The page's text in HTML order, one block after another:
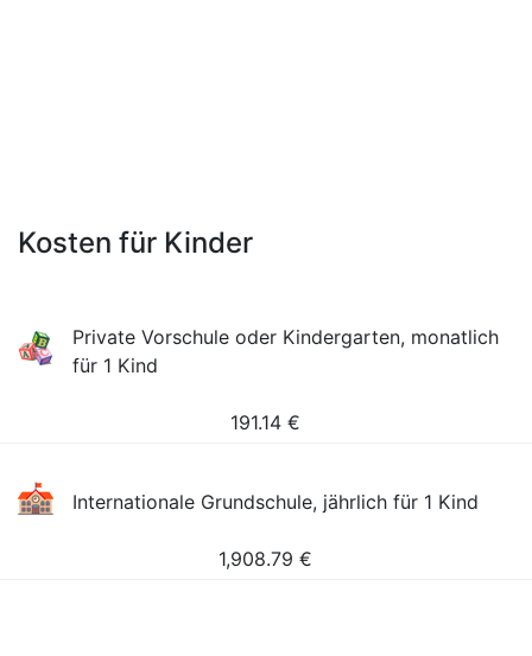
Kosten für Kinder
Private Vorschule oder Kindergarten, monatlich
für 1 Kind
191.14 €
Internationale Grundschule, jährlich für 1 Kind
1,908.79 €